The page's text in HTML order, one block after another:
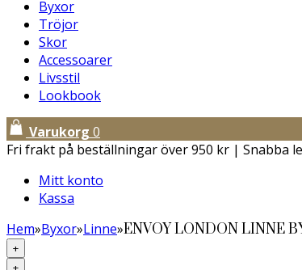
Byxor
Tröjor
Skor
Accessoarer
Livsstil
Lookbook
Varukorg 0
Fri frakt på beställningar över 950 kr | Snabba
Mitt konto
Kassa
Hem»Byxor»Linne»ENVOY LONDON LINNE
+